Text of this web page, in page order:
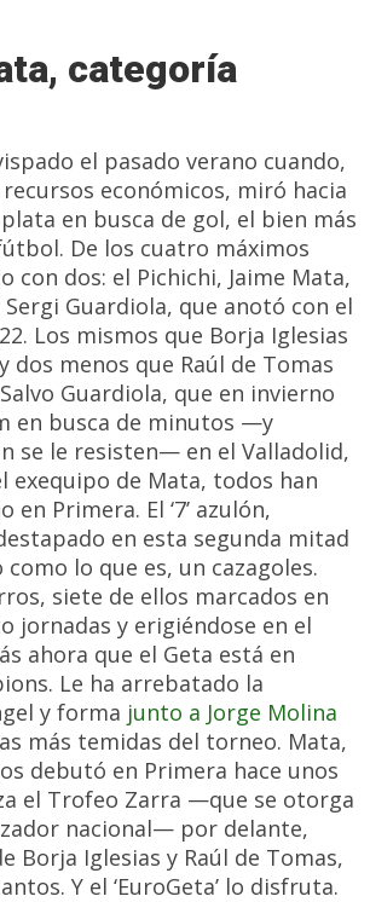
categoría
el pasado verano cuando,
económicos, miró hacia
en busca de gol, el bien más
De los cuatro máximos
con dos: el Pichichi, Jaime Mata,
Guardiola, que anotó con el
Los mismos que Borja Iglesias
dos menos que Raúl de Tomas
Guardiola, que en invierno
en busca de minutos —y
se le resisten— en el Valladolid,
exequipo de Mata, todos han
en Primera. El ‘7’ azulón,
en esta segunda mitad
lo que es, un cazagoles.
siete de ellos marcados en
jornadas y erigiéndose en el
ahora que el Geta está en
Le ha arrebatado la
y forma junto a Jorge Molina
más temidas del torneo. Mata,
debutó en Primera hace unos
el Trofeo Zarra —que se otorga
nacional— por delante,
Borja Iglesias y Raúl de Tomas,
Y el ‘EuroGeta’ lo disfruta.